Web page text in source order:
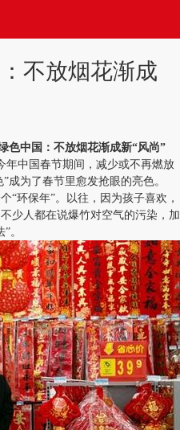
不放烟花渐成
色中国：不放烟花渐成新“风尚”
中国春节期间，减少或不再燃放
成为了春节里愈发抢眼的亮色。
环保年”。以往，因为孩子喜欢，
少人都在说爆竹对空气的污染，加
。